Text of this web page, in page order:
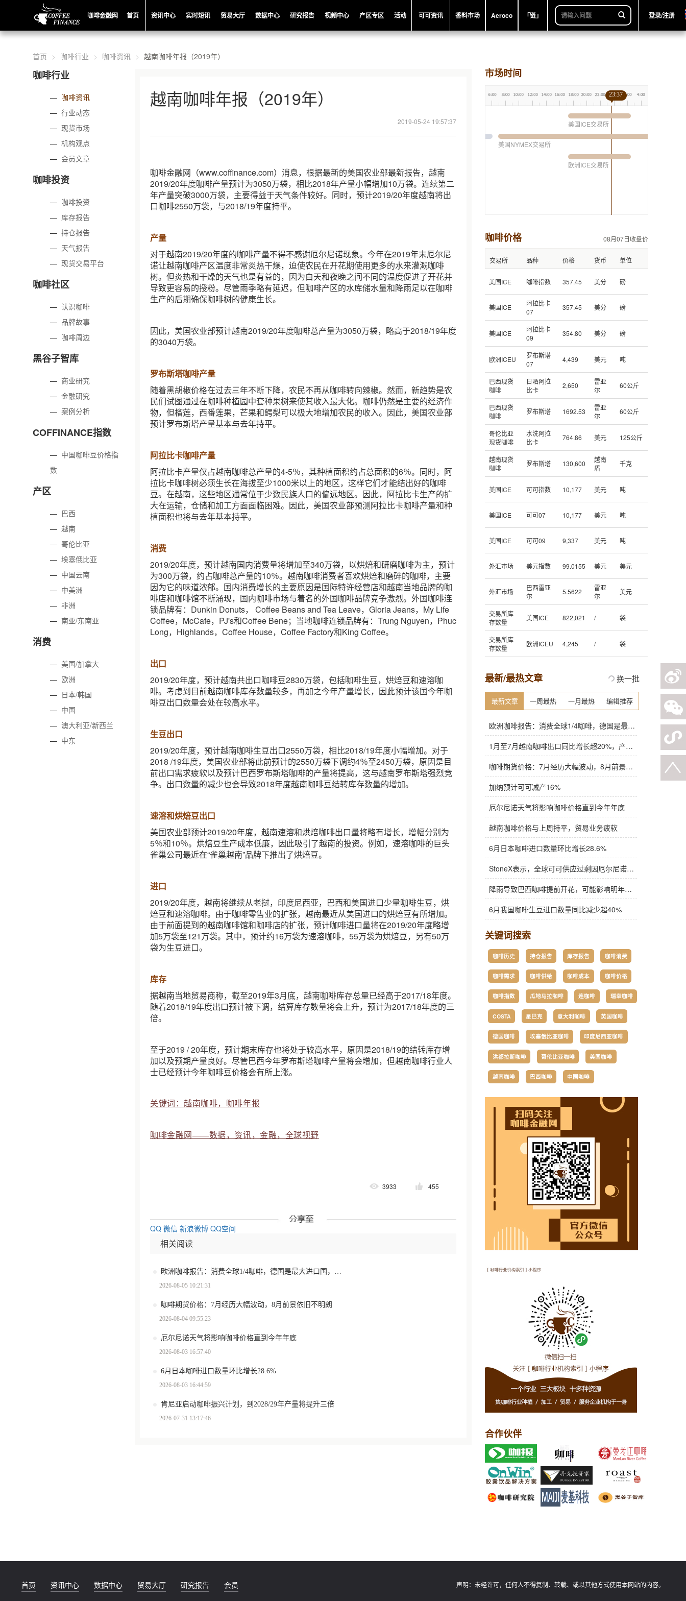
咖啡金融网 首页 资讯中心 实时短讯 贸易大厅 数据中心 研究报告 视频中心 产区专区 活动 可可资讯 香料市场 Aeroco 「链」 登录/注册
首页 咖啡行业 咖啡资讯 越南咖啡年报（2019年）
咖啡行业
— 咖啡资讯
—行业动态
—现货市场
—机构观点
—会员文章
咖啡投资
— 咖啡投资
— 库存报告
—持仓报告
— 天气报告
—现货交易平台
咖啡社区
—认识咖啡
— 品牌故事
— 咖啡周边
黑谷子智库
— 商业研究
—金融研究
—案例分析
COFFINANCE指数
— 中国咖啡豆价格指
数
产区
— 巴西
—越南
—哥伦比亚
—埃塞俄比亚
— 中国云南
— 中美洲
—非洲
—南亚/东南亚
消费
—美国/加拿大
— 欧洲
— 日本/韩国
— 中国
— 澳大利亚/新西兰
— 中东
越南咖啡年报（2019年）
2019-05-24 19:57:37
咖啡金融网（www.coffinance.com）消息，根据最新的美国农业部最新报告，越南
2019/20年度咖啡产量预计为3050万袋，相比2018年产量小幅增加10万袋。连续第二
年产量突破3000万袋，主要得益于天气条件较好。同时，预计2019/20年度越南将出
口咖啡2550万袋，与2018/19年度持平。
产量
对于越南2019/20年度的咖啡产量不得不感谢厄尔尼诺现象。今年在2019年末厄尔尼
诺让越南咖啡产区温度非常炎热干燥，迫使农民在开花期使用更多的水来灌溉咖啡
树。但炎热和干燥的天气也是有益的，因为白天和夜晚之间不同的温度促进了开花并
导致更容易的授粉。尽管雨季略有延迟，但咖啡产区的水库储水量和降雨足以在咖啡
生产的后期确保咖啡树的健康生长。
因此，美国农业部预计越南2019/20年度咖啡总产量为3050万袋，略高于2018/19年度
的3040万袋。
罗布斯塔咖啡产量
随着黑胡椒价格在过去三年不断下降，农民不再从咖啡转向辣椒。然而，新趋势是农
民们试图通过在咖啡种植园中套种果树来使其收入最大化。咖啡仍然是主要的经济作
物，但榴莲，西番莲果，芒果和鳄梨可以极大地增加农民的收入。因此，美国农业部
预计罗布斯塔产量基本与去年持平。
阿拉比卡咖啡产量
阿拉比卡产量仅占越南咖啡总产量的4-5％，其种植面积约占总面积的6％。同时，阿
拉比卡咖啡树必须生长在海拔至少1000米以上的地区，这样它们才能结出好的咖啡
豆。在越南，这些地区通常位于少数民族人口的偏远地区。因此，阿拉比卡生产的扩
大在运输，仓储和加工方面面临困难。因此，美国农业部预测阿拉比卡咖啡产量和种
植面积也将与去年基本持平。
消费
2019/20年度，预计越南国内消费量将增加至340万袋，以烘焙和研磨咖啡为主，预计
为300万袋，约占咖啡总产量的10％。越南咖啡消费者喜欢烘焙和磨碎的咖啡，主要
因为它的味道浓郁。国内消费增长的主要原因是国际特许经营店和越南当地品牌的咖
啡店和咖啡馆不断涌现，国内咖啡市场与着名的外国咖啡品牌竞争激烈。外国咖啡连
锁品牌有：Dunkin Donuts， Coffee Beans and Tea Leave，Gloria Jeans，My Life
Coffee，McCafe，PJ's和Coffee Bene；当地咖啡连锁品牌有：Trung Nguyen，Phuc
Long，Highlands，Coffee House，Coffee Factory和King Coffee。
出口
2019/20年度，预计越南共出口咖啡豆2830万袋，包括咖啡生豆，烘焙豆和速溶咖
啡。考虑到目前越南咖啡库存数量较多，再加之今年产量增长，因此预计该国今年咖
啡豆出口数量会处在较高水平。
生豆出口
2019/20年度，预计越南咖啡生豆出口2550万袋，相比2018/19年度小幅增加。对于
2018 /19年度，美国农业部将此前预计的2550万袋下调约4％至2450万袋，原因是目
前出口需求疲软以及预计巴西罗布斯塔咖啡的产量将提高，这与越南罗布斯塔强烈竞
争。出口数量的减少也会导致2018年度越南咖啡豆结转库存数量的增加。
速溶和烘焙豆出口
美国农业部预计2019/20年度，越南速溶和烘焙咖啡出口量将略有增长，增幅分别为
5％和10％。烘焙豆生产成本低廉，因此吸引了越南的投资。例如，速溶咖啡的巨头
雀巢公司最近在“雀巢越南”品牌下推出了烘焙豆。
进口
2019/20年度，越南将继续从老挝，印度尼西亚，巴西和美国进口少量咖啡生豆，烘
焙豆和速溶咖啡。由于咖啡零售业的扩张，越南最近从美国进口的烘焙豆有所增加。
由于前面提到的越南咖啡馆和咖啡店的扩张，预计咖啡进口量将在2019/20年度略增
加5万袋至121万袋。其中，预计约16万袋为速溶咖啡，55万袋为烘焙豆，另有50万
袋为生豆进口。
库存
据越南当地贸易商称，截至2019年3月底，越南咖啡库存总量已经高于2017/18年度。
随着2018/19年度出口预计被下调，结算库存数量将会上升，预计为2017/18年度的三
倍。
至于2019 / 20年度，预计期末库存也将处于较高水平，原因是2018/19的结转库存增
加以及预期产量良好。尽管巴西今年罗布斯塔咖啡产量将会增加，但越南咖啡行业人
士已经预计今年咖啡豆价格会有所上涨。
关键词：越南咖啡，咖啡年报
咖啡金融网——数据，资讯，金融，全球视野
3933 455
QQ 微信 新浪微博 QQ空间
相关阅读
2026-08-05 10:21:31
咖啡期货价格：7月经历大幅波动，8月前景依旧不明朗
2026-08-04 09:55:23
厄尔尼诺天气将影响咖啡价格直到今年年底
2026-08-03 16:57:40
6月日本咖啡进口数量环比增长28.6%
2026-08-03 16:44:59
肯尼亚启动咖啡振兴计划，到2028/29年产量将提升三倍
2026-07-31 13:17:46
市场时间
美国ICE交易所
美国NYMEX交易所
欧洲ICE交易所
23:37
咖啡价格 08月07日收盘价
交易所 品种 价格 货币 单位
美国ICE 咖啡指数 357.45 美分 磅
美国ICE
阿拉比卡
07
357.45 美分 磅
美国ICE
阿拉比卡
09
354.80 美分 磅
欧洲ICEU
罗布斯塔
07
4,439 美元 吨
巴西现货
咖啡
日晒阿拉
比卡
2,650
雷亚
尔
60公斤
巴西现货
咖啡
罗布斯塔 1692.53
雷亚
尔
60公斤
哥伦比亚
现货咖啡
水洗阿拉
比卡
764.86 美元 125公斤
越南现货
咖啡
罗布斯塔 130,600
越南
盾
千克
美国ICE 可可指数 10,177 美元 吨
美国ICE 可可07 10,177 美元 吨
美国ICE 可可09 9,337 美元 吨
外汇市场 美元指数 99.0155 美元 美元
外汇市场
巴西雷亚
尔
5.5622
雷亚
尔
美元
交易所库
存数量
美国ICE 822,021 / 袋
交易所库
存数量
欧洲ICEU 4,245 / 袋
最新/最热文章 换一批
最新文章 一周最热 一月最热 编辑推荐
欧洲咖啡报告：消费全球1/4咖啡，德国是最大进口国，意大利在烘焙咖啡生产中领先
1月至7月越南咖啡出口同比增长超20%，产量也将是过去四年来最高
咖啡期货价格：7月经历大幅波动，8月前景依旧不明朗
加纳预计可可减产16%
厄尔尼诺天气将影响咖啡价格直到今年年底
越南咖啡价格与上周持平，贸易业务疲软
6月日本咖啡进口数量环比增长28.6%
StoneX表示，全球可可供应过剩因厄尔尼诺而萎缩
降雨导致巴西咖啡提前开花，可能影响明年产量，造成近期价格波动极不稳定
6月我国咖啡生豆进口数量同比减少超40%
关键词搜索
咖啡历史 持仓报告 库存报告 咖啡消费
咖啡需求 咖啡供给 咖啡成本 咖啡价格
咖啡指数 瓜地马拉咖啡 连咖啡 瑞幸咖啡
COSTA 星巴克 意大利咖啡 英国咖啡
德国咖啡 埃塞俄比亚咖啡 印度尼西亚咖啡
洪都拉斯咖啡 哥伦比亚咖啡 美国咖啡
越南咖啡 巴西咖啡 中国咖啡
合作伙伴
首页 资讯中心 数据中心 贸易大厅 研究报告 会员 声明： 未经许可，任何人不得复制、转载、或以其他方式使用本网站的内容。